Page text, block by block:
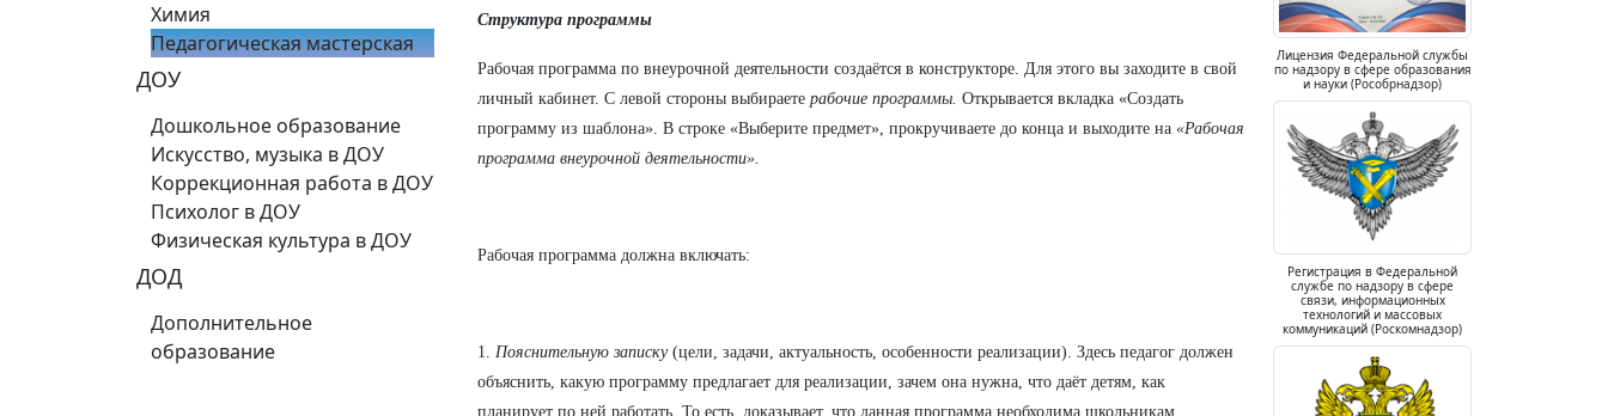
Химия
Педагогическая мастерская
ДОУ
Дошкольное образование
Искусство, музыка в ДОУ
Коррекционная работа в ДОУ
Психолог в ДОУ
Физическая культура в ДОУ
ДОД
Дополнительное
образование
Структура программы
Рабочая программа по внеурочной деятельности создаётся в конструкторе. Для этого вы заходите в свой
личный кабинет. С левой стороны выбираете рабочие программы. Открывается вкладка «Создать
программу из шаблона». В строке «Выберите предмет», прокручиваете до конца и выходите на «Рабочая
программа внеурочной деятельности».
Рабочая программа должна включать:
1. Пояснительную записку(цели, задачи, актуальность, особенности реализации). Здесь педагог должен
объяснить, какую программу предлагает для реализации, зачем она нужна, что даёт детям, как
планирует по ней работать. То есть, доказывает, что данная программа необходима школьникам.
Лицензия Федеральной службы
по надзору в сфере образования
и науки (Рособрнадзор)
Регистрация в Федеральной
службе по надзору в сфере
связи, информационных
технологий и массовых
коммуникаций (Роскомнадзор)